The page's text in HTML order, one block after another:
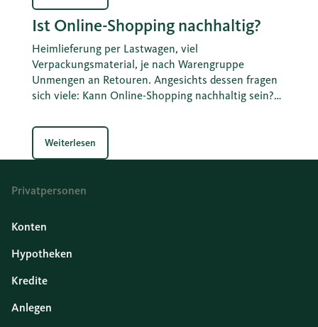
Ist Online-Shopping nachhaltig?
Heimlieferung per Lastwagen, viel
Verpackungsmaterial, je nach Warengruppe
Unmengen an Retouren. Angesichts dessen fragen
sich viele: Kann Online-Shopping nachhaltig sein?
Interneteinkäufen ist oft besser, als wenn man
selber zum Einkaufen fährt.
Weiterlesen
Privatpersonen
Konten
Hypotheken
Kredite
Anlegen